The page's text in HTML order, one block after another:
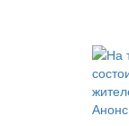
Анонс